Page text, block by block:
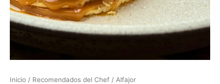
Inicio / Recomendados del Chef / Alfajor